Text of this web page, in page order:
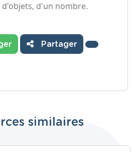
d'un nombre.
Partager
similaires